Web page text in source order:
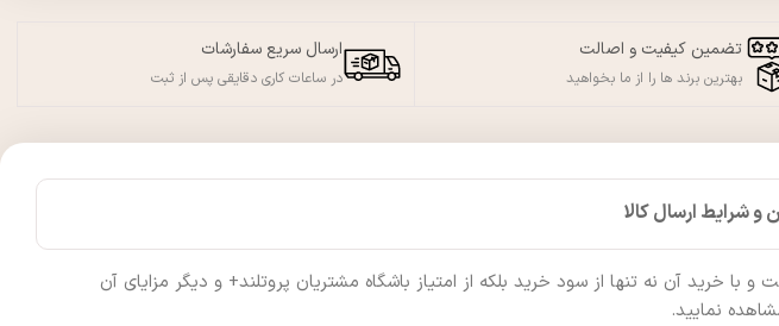
تضمین کیفیت و اصالت
بهترین برند ها را از ما بخواهید
ارسال سریع سفارشات
در ساعات کاری دقایقی پس از ثبت
و شرایط ارسال کالا
آن نه تنها از سود خرید بلکه از امتیاز باشگاه مشتریان پروتلند+ و دیگر مزایای آن
نمایید.